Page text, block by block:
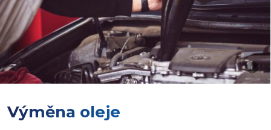
i
Výměna oleje